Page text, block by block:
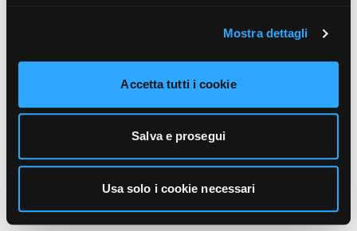
Mostra dettagli
Accetta tutti i cookie
Salva e prosegui
Usa solo i cookie necessari